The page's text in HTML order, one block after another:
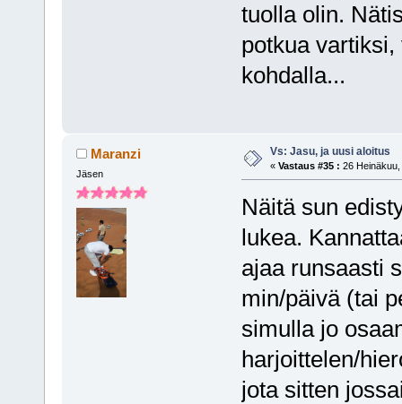
tuolla olin.
potkua
kohdalla...
Maranzi
Jäsen
Vs: Jasu, ja uusi aloitus
« Vastaus #35 : 26
Näitä sun
lukea.
ajaa runsaasti
min/päivä (tai
simulla jo
harjoittelen/
jota sitten